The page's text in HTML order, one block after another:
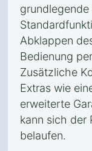
Abklappen
Bedienung
Zusätzliche
Extras wie
erweiterte
kann sich der
belaufen.